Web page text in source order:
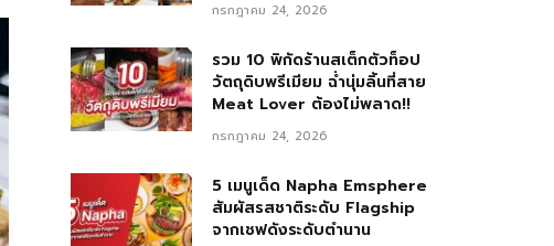
กรกฎาคม 24, 2026
รวม 10 พิกัดร้านสเต็กตัวท็อป
วัตถุดิบพรีเมียม ฉ่ำนุ่มลิ้นที่สาย
Meat Lover ต้องไม่พลาด!!
กรกฎาคม 24, 2026
5 เมนูเด็ด Napha Emsphere
สัมผัสรสชาติระดับ Flagship
จากเชฟดังระดับตำนาน